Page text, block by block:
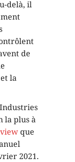
delà, il
de
la
la plus à
que
2021.